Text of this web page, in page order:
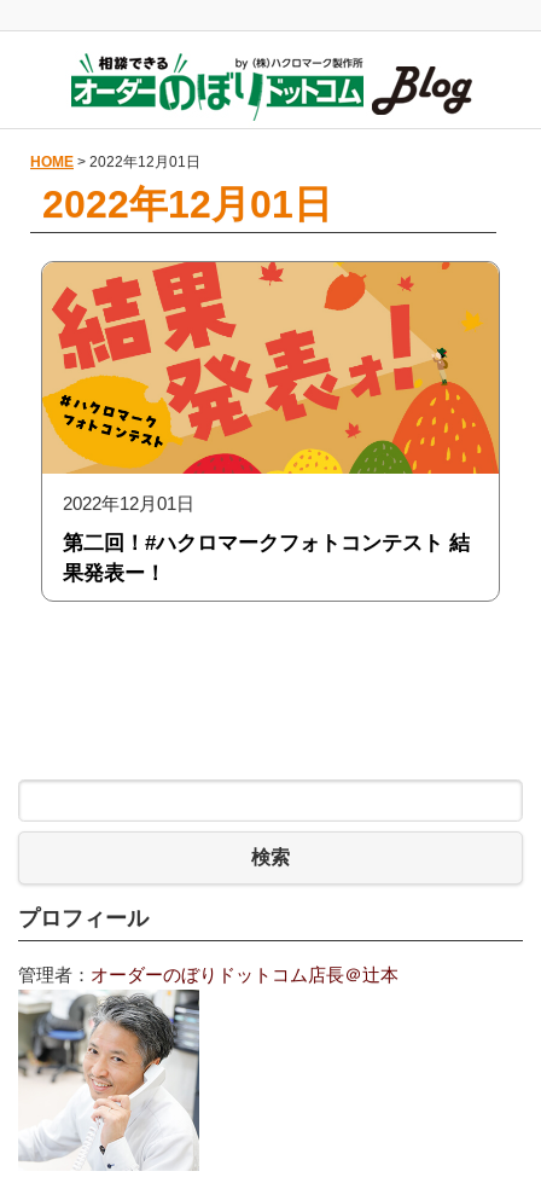
HOME > 2022年12月01日
2022年12月01日
2022年12月01日
第二回！#ハクロマークフォトコンテスト 結
果発表ー！
検索
プロフィール
管理者： オーダーのぼりドットコム店長＠辻本